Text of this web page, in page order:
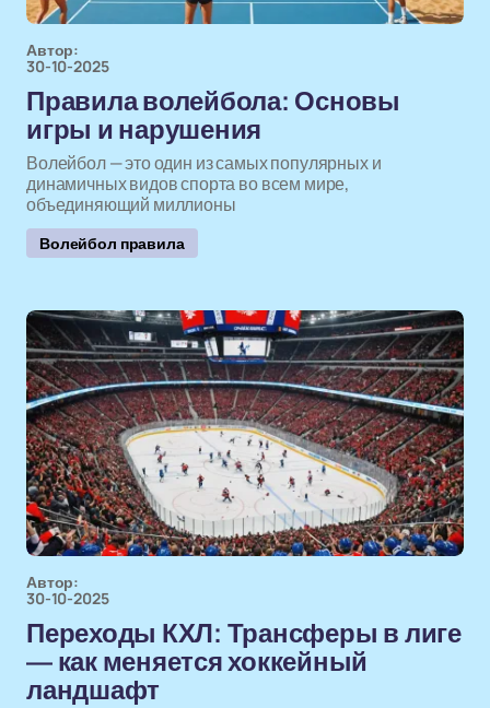
Автор:
30-10-2025
Правила волейбола: Основы
игры и нарушения
Волейбол — это один из самых популярных и
динамичных видов спорта во всем мире,
объединяющий миллионы
Волейбол правила
Автор:
30-10-2025
Переходы КХЛ: Трансферы в лиге
— как меняется хоккейный
ландшафт